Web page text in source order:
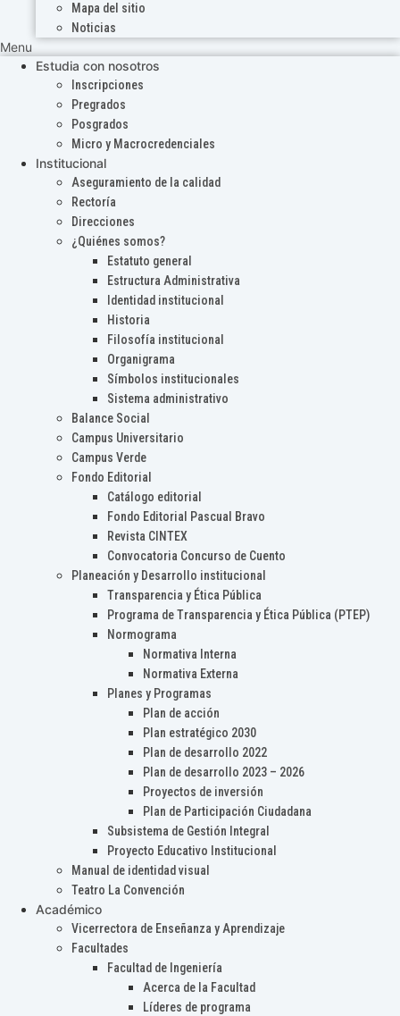
Mapa del sitio
Noticias
Menu
Estudia con nosotros
Inscripciones
Pregrados
Posgrados
Micro y Macrocredenciales
Institucional
Aseguramiento de la calidad
Rectoría
Direcciones
¿Quiénes somos?
Estatuto general
Estructura Administrativa
Identidad institucional
Historia
Filosofía institucional
Organigrama
Símbolos institucionales
Sistema administrativo
Balance Social
Campus Universitario
Campus Verde
Fondo Editorial
Catálogo editorial
Fondo Editorial Pascual Bravo
Revista CINTEX
Convocatoria Concurso de Cuento
Planeación y Desarrollo institucional
Transparencia y Ética Pública
Programa de Transparencia y Ética Pública (PTEP)
Normograma
Normativa Interna
Normativa Externa
Planes y Programas
Plan de acción
Plan estratégico 2030
Plan de desarrollo 2022
Plan de desarrollo 2023 – 2026
Proyectos de inversión
Plan de Participación Ciudadana
Subsistema de Gestión Integral
Proyecto Educativo Institucional
Manual de identidad visual
Teatro La Convención
Académico
Vicerrectora de Enseñanza y Aprendizaje
Facultades
Facultad de Ingeniería
Acerca de la Facultad
Líderes de programa